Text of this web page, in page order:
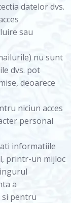
datelor dvs.
sau
nu sunt
dvs. pot
deoarece
niciun acces
personal
informatiile
printr-un mijloc
a
pentru